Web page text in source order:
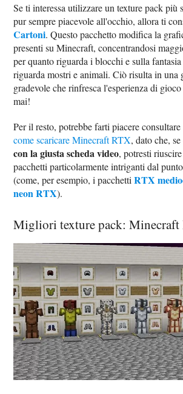
Se ti interessa utilizzare un texture pack più
pur sempre piacevole all'occhio, allora ti
Cartoni. Questo pacchetto modifica la
presenti su Minecraft, concentrandosi
per quanto riguarda i blocchi e sulla
riguarda mostri e animali. Ciò risulta in una
gradevole che rinfresca l'esperienza di
mai!
Per il resto, potrebbe farti piacere
come scaricare Minecraft RTX, dato che,
con la giusta scheda video, potresti
pacchetti particolarmente intriganti dal
(come, per esempio, i pacchettiRTX
neon RTX).
Migliori texture pack: Minecraft